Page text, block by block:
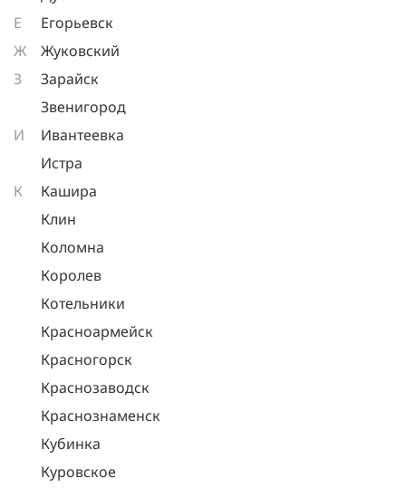
Е
Егорьевск
Ж
Жуковский
З
Зарайск
Звенигород
И
Ивантеевка
Истра
К
Кашира
Клин
Коломна
Королев
Котельники
Красноармейск
Красногорск
Краснозаводск
Краснознаменск
Кубинка
Куровское